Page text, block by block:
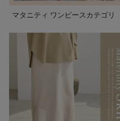
マタニティ ワンピースカテゴリ